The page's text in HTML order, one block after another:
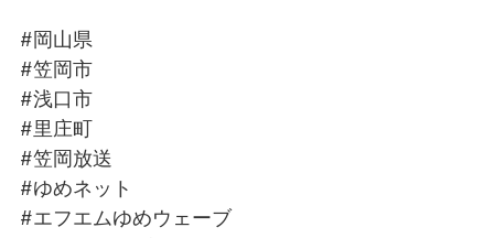
#岡山県
#笠岡市
#浅口市
#里庄町
#笠岡放送
#ゆめネット
#エフエムゆめウェーブ